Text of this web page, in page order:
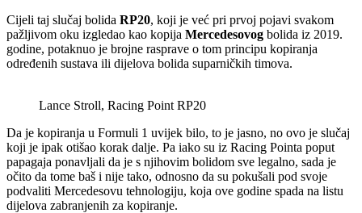
Cijeli taj slučaj bolida RP20, koji je već pri prvoj pojavi svakom
pažljivom oku izgledao kao kopija Mercedesovog bolida iz 2019.
godine, potaknuo je brojne rasprave o tom principu kopiranja
određenih sustava ili dijelova bolida suparničkih timova.
Lance Stroll, Racing Point RP20
Da je kopiranja u Formuli 1 uvijek bilo, to je jasno, no ovo je slučaj
koji je ipak otišao korak dalje. Pa iako su iz Racing Pointa poput
papagaja ponavljali da je s njihovim bolidom sve legalno, sada je
očito da tome baš i nije tako, odnosno da su pokušali pod svoje
podvaliti Mercedesovu tehnologiju, koja ove godine spada na listu
dijelova zabranjenih za kopiranje.